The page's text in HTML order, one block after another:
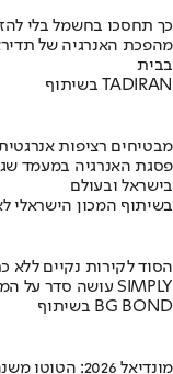
כך תחסכו בחשמל בלי
מהפכת האנרגיה של
בבית
בשיתוף TADIRAN
מבטיחים רציפות
פסגת האנרגיה במעמד
בישראל ובעולם
בשיתוף המכון הישראלי
הסוד לקירות נקיים ללא
מומחה BG BOND עושה סדר על המדפים ומציג את מותג הצבע SIMPLY
בשיתוף BG BOND
מונדיאל 2026: הטוטו משנה את הכללים